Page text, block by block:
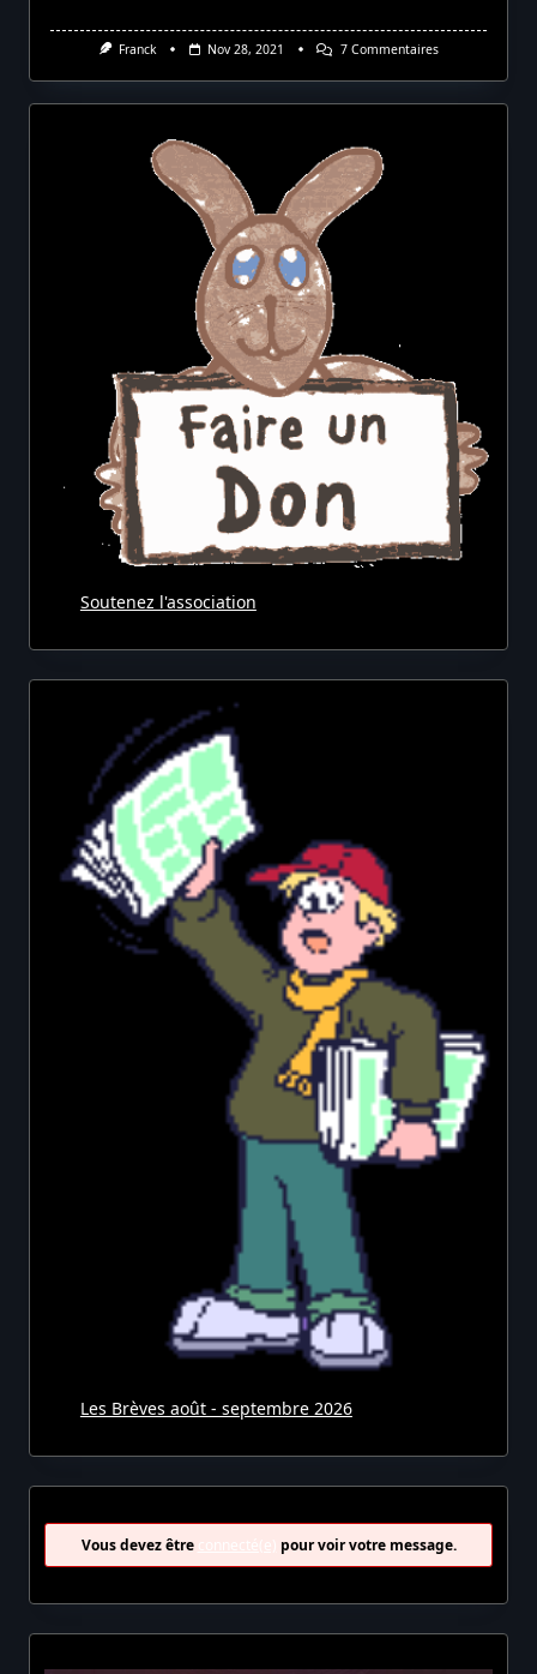
Franck Nov 28, 2021 7 CommentairesSur
Fils
Qui
Soutenez l'association
Les Brèves août - septembre 2026
Vous devez être pour voir votre message.